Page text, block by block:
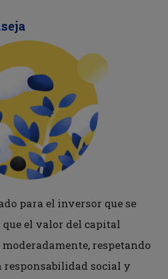
para el inversor que se
el valor del capital
respetando
social y